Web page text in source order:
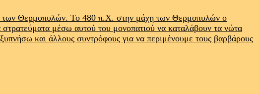
των Θερμοπυλών. Το 480 π.Χ. στην μάχη των Θερμοπυλών ο
μέσω αυτού του μονοπατιού να καταλάβουν τα νώτα
και άλλους συντρόφους για να περιμένουμε τους βαρβάρους